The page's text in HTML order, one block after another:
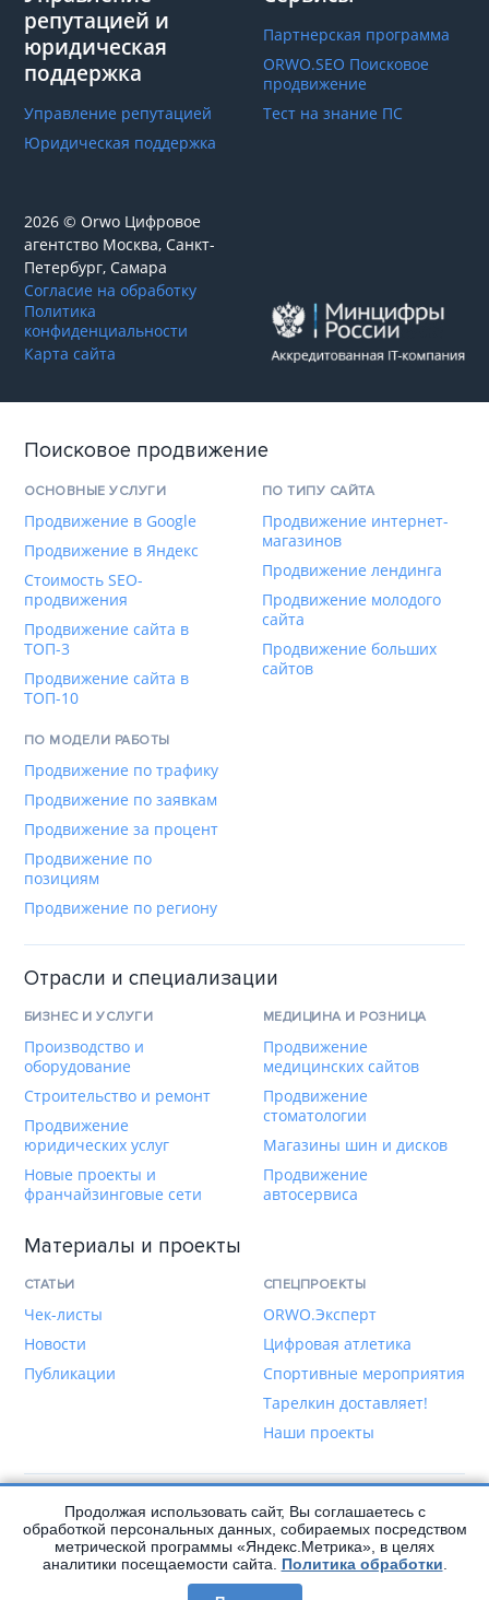
репутацией и
юридическая
поддержка
Управление репутацией
Юридическая поддержка
Партнерская программа
ORWO.SEO Поисковое
продвижение
Тест на знание ПС
2026 © Orwo Цифровое
агентство Москва, Санкт-
Петербург, Самара
Согласие на обработку
Политика
конфиденциальности
Карта сайта
Поисковое продвижение
ОСНОВНЫЕ УСЛУГИ
Продвижение в Google
Продвижение в Яндекс
Стоимость SEO-
продвижения
Продвижение сайта в
ТОП-3
Продвижение сайта в
ТОП-10
ПО ТИПУ САЙТА
Продвижение интернет-
магазинов
Продвижение лендинга
Продвижение молодого
сайта
Продвижение больших
сайтов
ПО МОДЕЛИ РАБОТЫ
Продвижение по трафику
Продвижение по заявкам
Продвижение за процент
Продвижение по
позициям
Продвижение по региону
Отрасли и специализации
БИЗНЕС И УСЛУГИ
Производство и
оборудование
Строительство и ремонт
Продвижение
юридических услуг
Новые проекты и
франчайзинговые сети
МЕДИЦИНА И РОЗНИЦА
Продвижение
медицинских сайтов
Продвижение
стоматологии
Магазины шин и дисков
Продвижение
автосервиса
Материалы и проекты
СТАТЬИ
Чек-листы
Новости
Публикации
СПЕЦПРОЕКТЫ
ORWO.Эксперт
Цифровая атлетика
Спортивные мероприятия
Тарелкин доставляет!
Наши проекты
Написать нам
Продолжая использовать сайт, Вы соглашаетесь с
обработкой персональных данных, собираемых посредством
метрической программы «Яндекс.Метрика», в целях
аналитики посещаемости сайта. Политика обработки